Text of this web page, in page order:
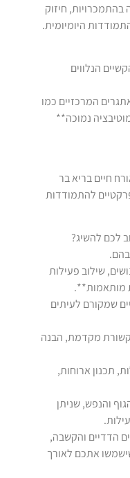
חיזוק
היומיומית.
הנלווים
המרכזיים כמו
נמוכה**
חיים בריא בר
להתמודדות
לכם להשיג?
שילוב פעילות
מותאמות**.
שמקורם לעיתים
מקדמת, הבנה
תכנון ארוחות,
והנפש, שניתן
הדדיים והקשבה,
אתכם לאורך